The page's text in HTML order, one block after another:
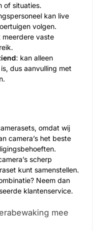
of situaties.
kan live
volgen.
meerdere vaste
: kan alleen
dus aanvulling met
omdat wij
camera’s het beste
scherp
kunt samenstellen.
Neem dan
klantenservice.
mee